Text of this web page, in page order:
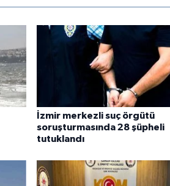
İzmir merkezli suç örgütü
soruşturmasında 28 şüpheli
tutuklandı